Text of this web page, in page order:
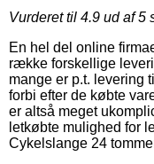
Vurderet til 4.9 ud af 5
En hel del online
række forskellige
mange er p.t. levering
forbi efter de købte
er altså meget
letkøbte mulighed for
Cykelslange 24